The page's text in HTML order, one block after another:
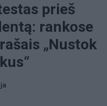
prieš
rankose
„Nustok